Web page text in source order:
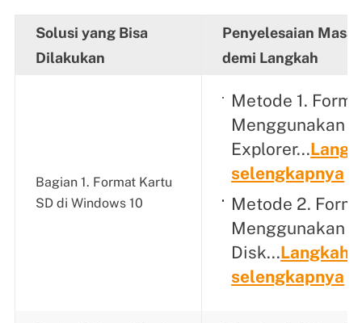
Solusi yang Bisa
Dilakukan
Penyelesaian
demi Langkah
Bagian 1. Format Kartu
SD di Windows 10
Metode 1.
Menggunakan
Explorer...
selengkapnya
Metode 2.
Menggunakan
Disk...Langkah
selengkapnya